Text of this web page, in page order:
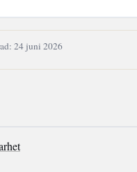
24 juni 2026